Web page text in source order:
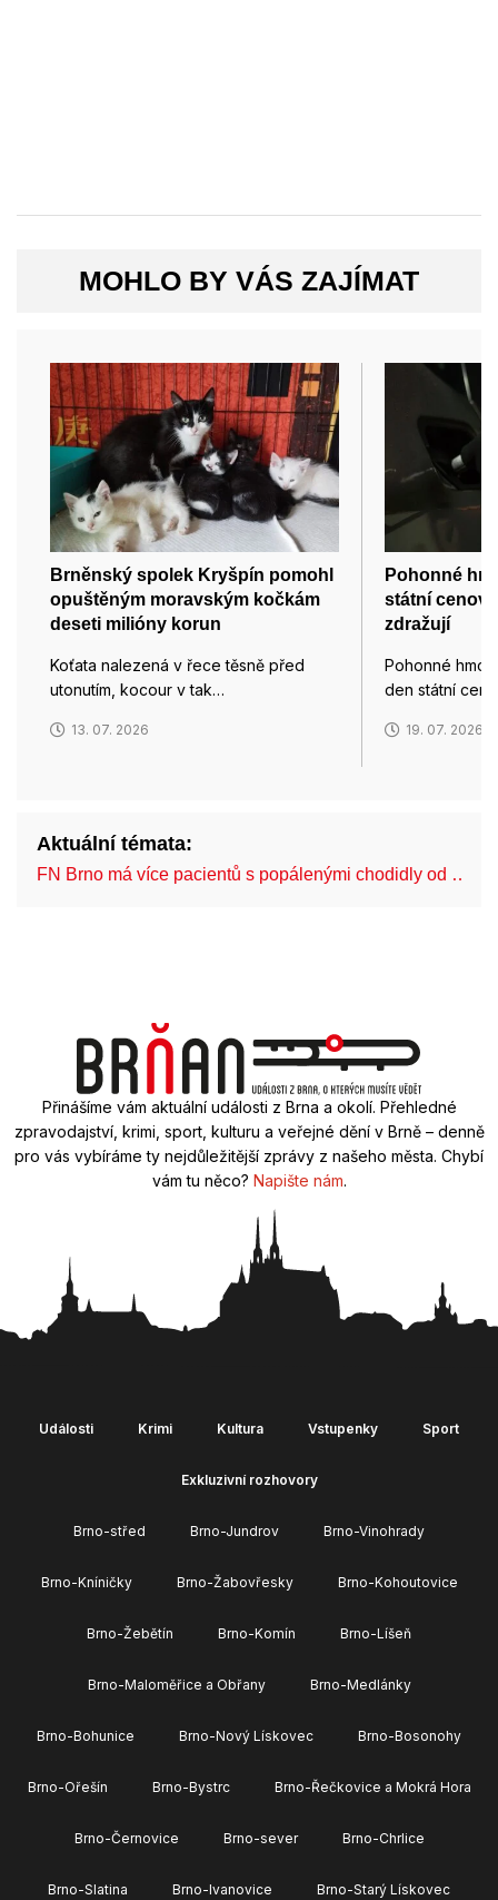
MOHLO BY VÁS ZAJÍMAT
Brněnský spolek Kryšpín pomohl
opuštěným moravským kočkám
deseti milióny korun
Koťata nalezená v řece těsně před
utonutím, kocour v tak…
13. 07. 2026
Pohonné
státní
zdražují
Pohonné
den státní
19. 07. 2026
Aktuální témata:
FN Brno má více pacientů s popálenými chodidly od …
Přinášíme vám aktuální události z Brna a okolí. Přehledné
zpravodajství, krimi, sport, kulturu a veřejné dění v Brně – denně
pro vás vybíráme ty nejdůležitější zprávy z našeho města. Chybí
vám tu něco? Napište nám.
Události Krimi Kultura Vstupenky Sport
Exkluzivní rozhovory
Brno-střed Brno-Jundrov Brno-Vinohrady
Brno-Kníničky Brno-Žabovřesky Brno-Kohoutovice
Brno-Žebětín Brno-Komín Brno-Líšeň
Brno-Maloměřice a Obřany Brno-Medlánky
Brno-Bohunice Brno-Nový Lískovec Brno-Bosonohy
Brno-Ořešín Brno-Bystrc Brno-Řečkovice a Mokrá Hora
Brno-Černovice Brno-sever Brno-Chrlice
Brno-Slatina Brno-Ivanovice Brno-Starý Lískovec